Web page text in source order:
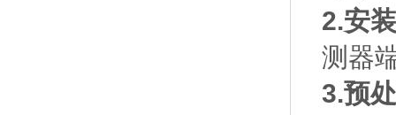
2.安
测器
3.预